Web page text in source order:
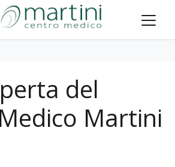
del
Martini